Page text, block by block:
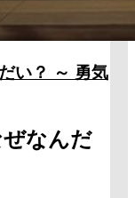
い？ ～ 勇気
なんだ